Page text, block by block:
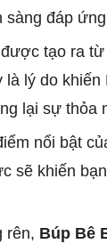
sàng đáp
được tạo ra từ
lý do
lại sự thỏa
nổi bật
sẽ khiến
rên, Búp Bê